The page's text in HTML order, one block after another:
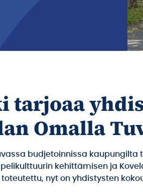
tarjoaa
Omalla
budjetoinnissa kaupungilta
kehittämisen ja
nyt on yhdistysten